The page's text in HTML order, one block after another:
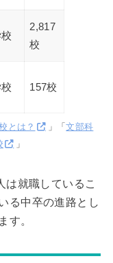
2,817
校
157校
とは？ 」「文部科
」
は就職しているこ
る中卒の進路とし
す。